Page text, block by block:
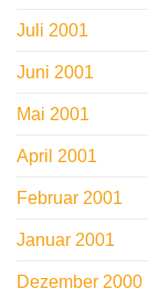
Juli 2001
Juni 2001
Mai 2001
April 2001
Februar 2001
Januar 2001
Dezember 2000